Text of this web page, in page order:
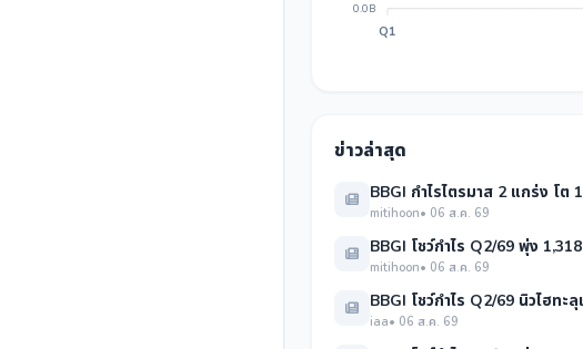
0.0B
Q1
ข่าวล่าสุด
BBGI กำไรไตรมาส 2 แกร่ง โ
mitihoon• 06 ส.ค. 69
BBGI โชว์กำไร Q2/69 พุ่ง
mitihoon• 06 ส.ค. 69
BBGI โชว์กำไร Q2/69 นิวไฮท
iaa• 06 ส.ค. 69